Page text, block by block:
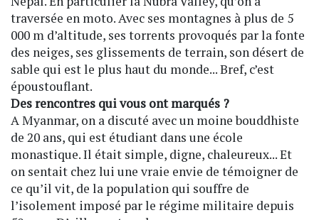
traversée en moto. Avec ses montagnes à plus de 5
000 m d’altitude, ses torrents provoqués par la fonte
des neiges, ses glissements de terrain, son désert de
sable qui est le plus haut du monde... Bref, c’est
époustouflant.
Des rencontres qui vous ont marqués ?
A Myanmar, on a discuté avec un moine bouddhiste
de 20 ans, qui est étudiant dans une école
monastique. Il était simple, digne, chaleureux... Et
on sentait chez lui une vraie envie de témoigner de
ce qu’il vit, de la population qui souffre de
l’isolement imposé par le régime militaire depuis